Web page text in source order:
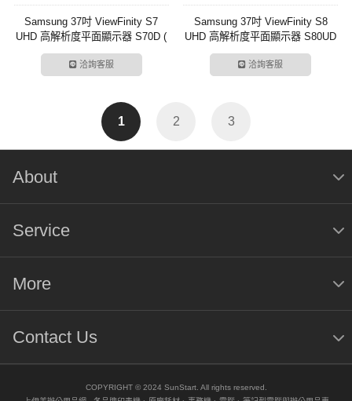
Samsung 37吋 ViewFinity S7
UHD 高解析度平面顯示器 S70D (
LS37D702EACXZW )
洽詢客服
Samsung 37吋 ViewFinity S8
UHD 高解析度平面顯示器 S80UD
( LS37D802UACXZW )
洽詢客服
1 2 3
About
Service
More
Contact Us
COPYRIGHT © 2024 SunStart. All rights reserved.